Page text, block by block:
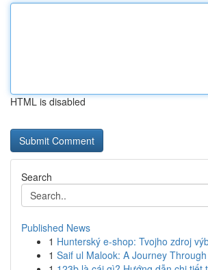
HTML is disabled
Search
Published News
1 Hunterský e-shop: Tvojho zdroj
1 Saif ul Malook: A Journey